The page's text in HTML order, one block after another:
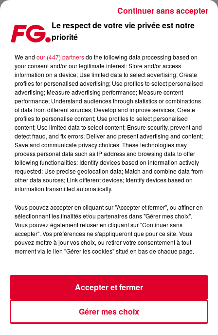
CHARLES B ET SES REMIXES CLASSIQUES TECHNO
Le respect de votre vie privée est notre
priorité
We and our (447) partnersdo the following data processing based on
your consent and/or our legitimate interest: Store and/or access
information on a device; Use limited data to select advertising; Create
profiles for personalised advertising; Use profiles to select personalised
advertising; Measure advertising performance; Measure content
performance; Understand audiences through statistics or combinations
of data from different sources; Develop and improve services; Create
profiles to personalise content; Use profiles to select personalised
content; Use limited data to select content; Ensure security, prevent and
detect fraud, and fix errors; Deliver and present advertising and content;
Save and communicate privacy choices. These technologies may
process personal data such as IP address and browsing data to offer
following functionalities: Identify devices based on information actively
requested; Use precise geolocation data; Match and combine data from
other data sources; Link different devices; Identify devices based on
information transmitted automatically.
Vous pouvez accepter en cliquant sur "Accepter et fermer", ou affiner en
sélectionnant les finalités et/ou partenaires dans "Gérer mes choix".
Vous pouvez également refuser en cliquant sur "Continuer sans
accepter". Vos préférences ne s'appliqueront que pour ce site. Vous
pouvez mettre à jour vos choix, ou retirer votre consentement à tout
moment via le lien "Gérer les cookies" situé en bas de chaque page.
Gérer mes choix
Accepter et fermer
Continuer sans accepter